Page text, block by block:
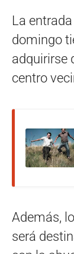
La
domingo
adquirirse
centro
Además,
será